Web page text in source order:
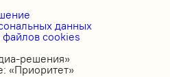
данных
файлов cookies
решения»
«Приоритет»